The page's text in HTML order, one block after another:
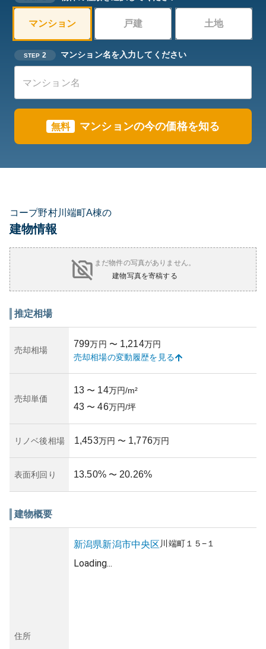
マンション 戸建 土地
STEP 2 マンション名を入力してください
無料 マンションの今の価格を知る
コープ野村川端町A棟の
建物情報
まだ物件の写真がありません。
建物写真を寄稿する
推定相場
売却相場
799万円 〜 1,214万円
売却相場の変動履歴を見る
売却単価
13 〜 14万円/m²
43 〜 46万円/坪
リノベ後相場 1,453万円 〜 1,776万円
表面利回り 13.50% 〜 20.26%
建物概要
住所
新潟県新潟市中央区 川端町１５−１
Loading...